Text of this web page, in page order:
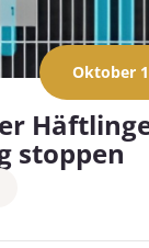
Oktober
stoppen